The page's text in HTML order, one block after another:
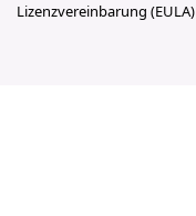
Lizenzvereinbarung (EULA)